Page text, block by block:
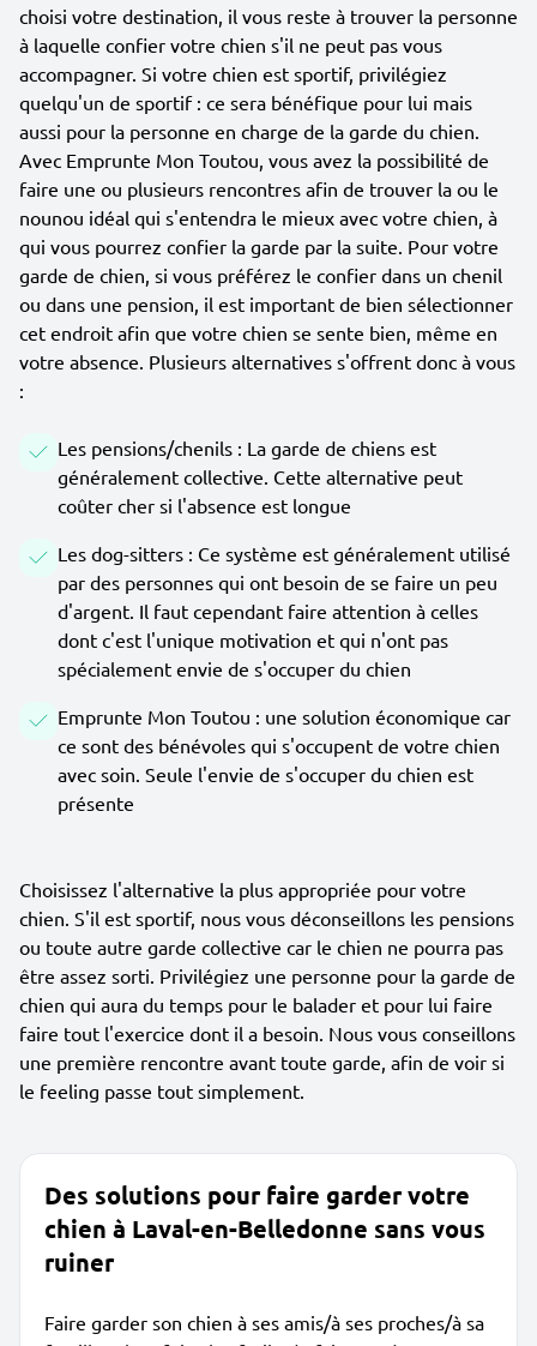
choisi votre destination, il vous reste à trouver la personne
à laquelle confier votre chien s'il ne peut pas vous
accompagner. Si votre chien est sportif, privilégiez
quelqu'un de sportif : ce sera bénéfique pour lui mais
aussi pour la personne en charge de la garde du chien.
Avec Emprunte Mon Toutou, vous avez la possibilité de
faire une ou plusieurs rencontres afin de trouver la ou le
nounou idéal qui s'entendra le mieux avec votre chien, à
qui vous pourrez confier la garde par la suite. Pour votre
garde de chien, si vous préférez le confier dans un chenil
ou dans une pension, il est important de bien sélectionner
cet endroit afin que votre chien se sente bien, même en
votre absence. Plusieurs alternatives s'offrent donc à vous
:
Les pensions/chenils : La garde de chiens est
généralement collective. Cette alternative peut
coûter cher si l'absence est longue
Les dog-sitters : Ce système est généralement utilisé
par des personnes qui ont besoin de se faire un peu
d'argent. Il faut cependant faire attention à celles
dont c'est l'unique motivation et qui n'ont pas
spécialement envie de s'occuper du chien
Emprunte Mon Toutou : une solution économique car
ce sont des bénévoles qui s'occupent de votre chien
avec soin. Seule l'envie de s'occuper du chien est
présente
Choisissez l'alternative la plus appropriée pour votre
chien. S'il est sportif, nous vous déconseillons les pensions
ou toute autre garde collective car le chien ne pourra pas
être assez sorti. Privilégiez une personne pour la garde de
chien qui aura du temps pour le balader et pour lui faire
faire tout l'exercice dont il a besoin. Nous vous conseillons
une première rencontre avant toute garde, afin de voir si
le feeling passe tout simplement.
Des solutions pour faire garder votre
chien à Laval-en-Belledonne sans vous
ruiner
Faire garder son chien à ses amis/à ses proches/à sa